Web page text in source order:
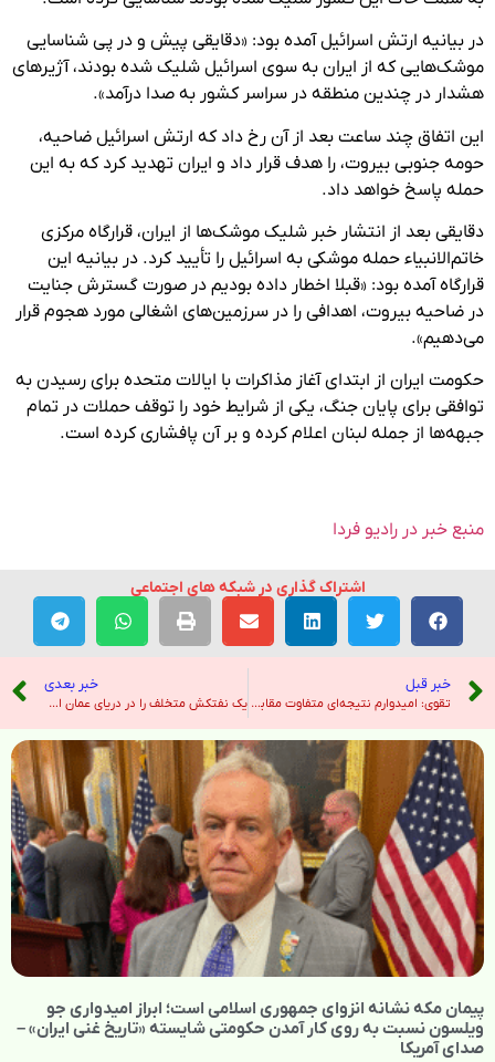
در بیانیه‌ ارتش اسرائیل آمده بود: «دقایقی پیش و در پی شناسایی
موشک‌هایی که از ایران به سوی اسرائیل شلیک شده بودند، آژیرهای
هشدار در چندین منطقه در سراسر کشور به صدا درآمد».
این اتفاق چند ساعت بعد از آن رخ داد که ارتش اسرائیل ضاحیه،
حومه جنوبی بیروت، را هدف قرار داد و ایران تهدید کرد که به این
حمله پاسخ خواهد داد.
دقایقی بعد از انتشار خبر شلیک موشک‌ها از ایران، قرارگاه مرکزی
خاتم‌الانبیاء حمله موشکی به اسرائیل را تأیید کرد. در بیانیه این
قرارگاه آمده بود: «قبلا اخطار داده بودیم در صورت گسترش جنایت
در ضاحیه بیروت، اهدافی را در سرزمین‌های اشغالی مورد هجوم قرار
می‌دهیم».
حکومت ایران از ابتدای آغاز مذاکرات با ایالات متحده برای رسیدن به
توافقی برای پایان جنگ، یکی از شرایط خود را توقف حملات در تمام
جبهه‌ها از جمله لبنان اعلام کرده و بر آن پافشاری کرده است.
منبع خبر در رادیو فردا
اشتراک گذاری در شبکه های اجتماعی
خبر قبل
تقوی: امیدوارم نتیجه‌ای متفاوت مقابل برزیل کسب کنیم – خبرگزاری ایرنا
خبر بعدی
یک نفتکش متخلف را در دریای عمان از کار انداختیم – صدای آمریکا
پیمان مکه نشانه انزوای جمهوری اسلامی است؛ ابراز امیدواری جو
ویلسون نسبت به روی کار آمدن حکومتی شایسته «تاریخ غنی ایران» –
صدای آمریکا